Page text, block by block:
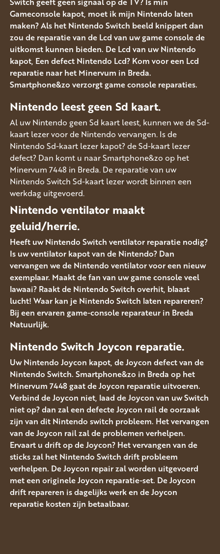
Gameconsole kapot, moet ik mijn Nintendo laten
maken? Als het Nintendo Switch beeld knippert dan
zou de reparatie van de Lcd van uw game console de
uitkomst kunnen bieden. De Lcd van uw Nintendo
kapot, Een defect Nintendo Lcd? Kom voor een Lcd
reparatie naar het Minervum in Breda.
Smartphone&zo verzorgt game console reparaties.
Nintendo leest geen Sd kaart.
Al uw Nintendo geen Sd kaart leest, kunnen we de Sd-
kaart lezer voor de Nintendo vervangen. Is de
Nintendo Sd-kaart lezer kapot? de Sd-kaart lezer
defect? Dan komt u naar Smartphone&zo op het
Minervum 7448 in Breda. De reparatie van uw
Nintendo Switch Sd-kaart lezer wordt binnen een
werkdag uitgevoerd.
Nintendo ventilator maakt
geluid/herrie.
Heeft uw Nintendo Switch ventilator reparatie nodig?
Is uw ventilator kapot van de Nintendo? Dan
vervangen we de Nintendo ventilator voor een nieuw
exemplaar. Maakt de fan van uw game console veel
lawaai? Raakt de Nintendo Switch overhit, blaast
lucht! Waar kan je Nintendo Switch laten repareren?
Bij een ervaren game-console reparateur in Breda
Natuurlijk.
Nintendo Switch Joycon reparatie.
Uw Nintendo Joycon kapot, de Joycon defect van de
Nintendo Switch. Smartphone&zo in Breda op het
Minervum 7448 gaat de Joycon reparatie uitvoeren.
Verbind de Joycon niet, laad de Joycon van uw Switch
niet op? dan zal een defecte Joycon rail de oorzaak
zijn van dit Nintendo switch probleem. Het vervangen
van de Joycon rail zal de problemen verhelpen.
Ervaart u drift op de Joycon? Het vervangen van de
sticks zal het Nintendo Switch drift probleem
verhelpen. De Joycon repair zal worden uitgevoerd
met een originele Joycon reparatie-set. De Joycon
drift repareren is dagelijks werk en de Joycon
reparatie kosten zijn betaalbaar.